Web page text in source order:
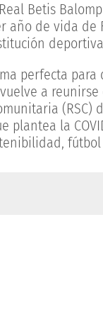
Betis
año de vida
perfecta
vuelve a
plantea la